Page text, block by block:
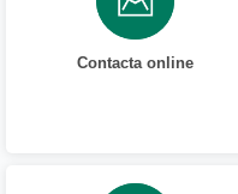
Contacta online